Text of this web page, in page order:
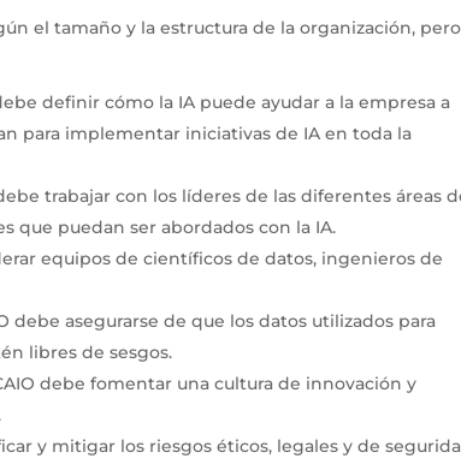
el tamaño y la estructura de la organización, pero
definir cómo la IA puede ayudar a la empresa a
para implementar iniciativas de IA en toda la
trabajar con los líderes de las diferentes áreas
que puedan ser abordados con la IA.
equipos de científicos de datos, ingenieros de
debe asegurarse de que los datos utilizados para
libres de sesgos.
debe fomentar una cultura de innovación y
y mitigar los riesgos éticos, legales y de